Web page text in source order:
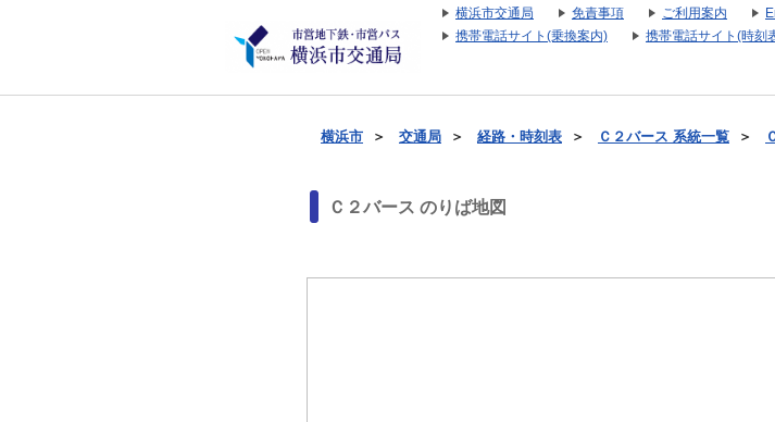
横浜市交通局 免責事項 ご利用案内
携帯電話サイト(乗換案内)
携帯電話サイト(時刻
横浜市 ＞ 交通局 ＞ 経路・時刻表 ＞ Ｃ２バース 系統一覧 ＞
Ｃ２バース のりば地図